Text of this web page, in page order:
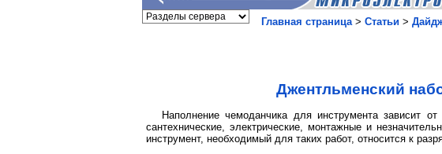
Главная страница> Статьи >
Джентльменский
Наполнение чемоданчика для инструмента зависит
сантехнические, электрические, монтажные и
инструмент, необходимый для таких работ, относится к